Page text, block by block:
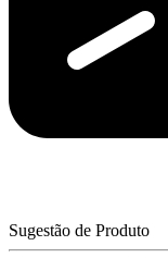
Sugestão de Produto